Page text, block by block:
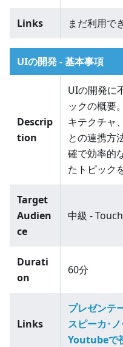
Links まだ利用で
UIの開発 - 基本事項
Descrip
tion
UIの開発に
ックの概要
キテクチャ
との連携方
確で効率的
たトピック
Target
Audien
ce
中級 -
Durati
on
60分
Links
プレゼンテ
スピーカ･ノ
Youtubeで